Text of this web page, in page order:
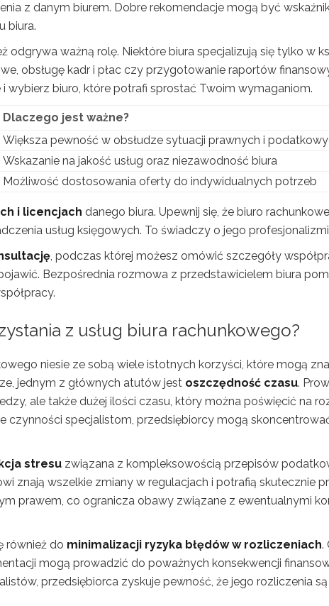
z danym biurem. Dobre rekomendacje mogą być
biura.
odgrywa ważną rolę. Niektóre biura specjalizują się tylko w
obsługę kadr i płac czy przygotowanie raportów
i wybierz biuro, które potrafi sprostać Twoim wymaganiom.
Dlaczego jest ważne?
Większa pewność w obsłudze sytuacji prawnych i
Wskazanie na jakość usług oraz niezawodność biura
Możliwość dostosowania oferty do indywidualnych potrzeb
i licencjach danego biura. Upewnij się, że biuro
usług księgowych. To świadczy o jego
, podczas której możesz omówić szczegóły
Bezpośrednia rozmowa z przedstawicielem biura
z usług biura rachunkowego?
niesie ze sobą wiele istotnych korzyści, które mogą
jednym z głównych atutów jest oszczędność czasu.
ale także dużej ilości czasu, który można poświęcić na
czynności specjalistom, przedsiębiorcy mogą
stresu związana z kompleksowością przepisów
znają wszelkie zmiany w regulacjach i potrafią skutecznie
prawem, co ogranicza obawy związane z ewentualnymi
również do minimalizacji ryzyka błędów w rozliczeniach.
mogą prowadzić do poważnych konsekwencji
przedsiębiorca zyskuje pewność, że jego rozliczenia